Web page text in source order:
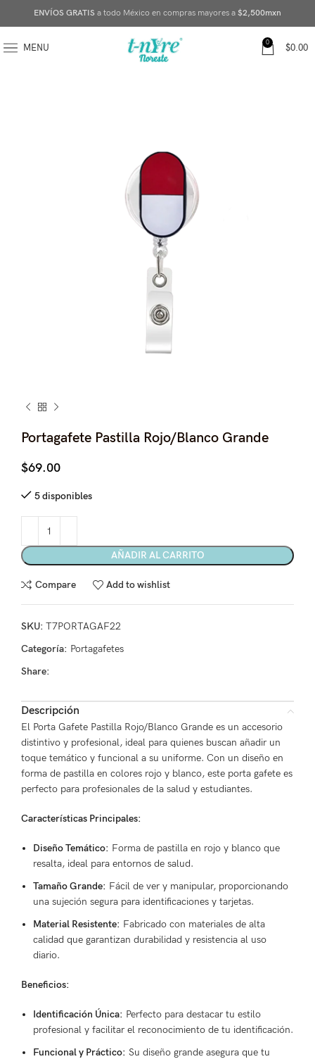
ENVÍOS GRATIS a todo México en compras mayores a $2,500mxn
MENU 0 $0.00
Portagafete Pastilla Rojo/Blanco Grande
$69.00
5 disponibles
AÑADIR AL CARRITO
Compare Add to wishlist
SKU: T7PORTAGAF22
Categoría: Portagafetes
Share:
Descripción
El Porta Gafete Pastilla Rojo/Blanco Grande es un accesorio
distintivo y profesional, ideal para quienes buscan añadir un
toque temático y funcional a su uniforme. Con un diseño en
forma de pastilla en colores rojo y blanco, este porta gafete es
perfecto para profesionales de la salud y estudiantes.
Características Principales:
Diseño Temático: Forma de pastilla en rojo y blanco que
resalta, ideal para entornos de salud.
Tamaño Grande: Fácil de ver y manipular, proporcionando
una sujeción segura para identificaciones y tarjetas.
Material Resistente: Fabricado con materiales de alta
calidad que garantizan durabilidad y resistencia al uso
diario.
Beneficios:
Identificación Única: Perfecto para destacar tu estilo
profesional y facilitar el reconocimiento de tu identificación.
Funcional y Práctico: Su diseño grande asegura que tu